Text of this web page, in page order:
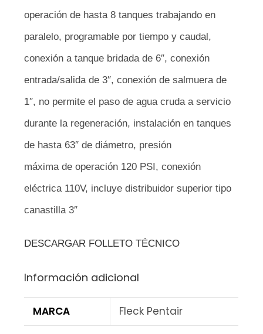
operación de hasta 8 tanques trabajando en
paralelo, programable por tiempo y caudal,
conexión a tanque bridada de 6″, conexión
entrada/salida de 3″, conexión de salmuera de
1″, no permite el paso de agua cruda a servicio
durante la regeneración, instalación en tanques
de hasta 63″ de diámetro, presión
máxima de operación 120 PSI, conexión
eléctrica 110V, incluye distribuidor superior tipo
canastilla 3″
DESCARGAR FOLLETO TÉCNICO
Información adicional
MARCA Fleck Pentair